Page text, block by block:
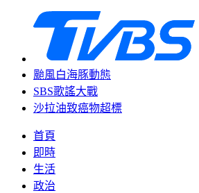
颱風白海豚動態
SBS歌謠大戰
沙拉油致癌物超標
首頁
即時
生活
政治